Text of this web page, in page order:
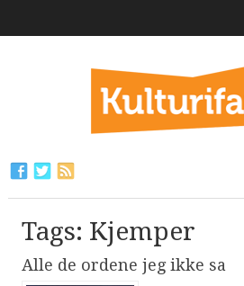
Tags: Kjemper
Alle de ordene jeg ikke sa